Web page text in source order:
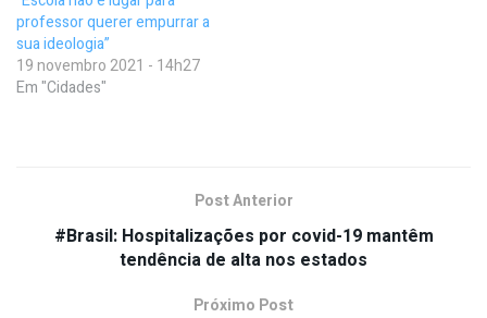
professor querer empurrar a
sua ideologia”
19 novembro 2021 - 14h27
Em "Cidades"
Post Anterior
#Brasil: Hospitalizações por covid-19 mantêm
tendência de alta nos estados
Próximo Post